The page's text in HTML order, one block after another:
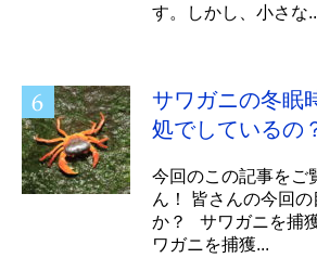
す。しかし、小さな
サワガニの冬眠
処でしているの
今回のこの記事をご
ん！ 皆さんの今回
か？ サワガニを捕
ワガニを捕獲...